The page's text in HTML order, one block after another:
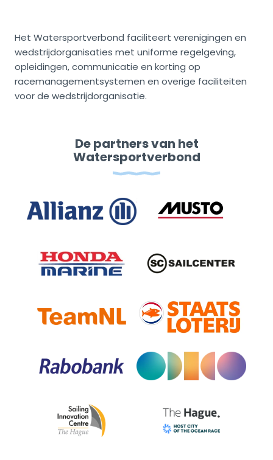
Het Watersportverbond faciliteert verenigingen en
wedstrijdorganisaties met uniforme regelgeving,
opleidingen, communicatie en korting op
racemanagementsystemen en overige faciliteiten
voor de wedstrijdorganisatie.
De partners van het
Watersportverbond